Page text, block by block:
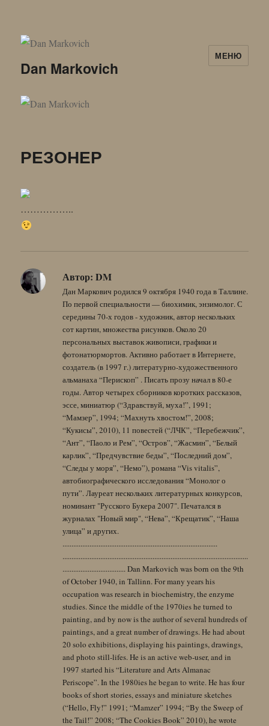
Dan Markovich
МЕНЮ
РЕЗОНЕР
……………..
Автор: DM
Дан Маркович родился 9 октября 1940 года в Таллине.
По первой специальности — биохимик, энзимолог. С
середины 70-х годов - художник, автор нескольких
сот картин, множества рисунков. Около 20
персональных выставок живописи, графики и
фотонатюрмортов. Активно работает в Интернете,
создатель (в 1997 г.) литературно-художественного
альманаха “Перископ” . Писать прозу начал в 80-е
годы. Автор четырех сборников коротких рассказов,
эссе, миниатюр (“Здравствуй, муха!”, 1991;
“Мамзер”, 1994; “Махнуть хвостом!”, 2008;
“Кукисы”, 2010), 11 повестей (“ЛЧК”, “Перебежчик”,
“Ант”, “Паоло и Рем”, “Остров”, “Жасмин”, “Белый
карлик”, “Предчувствие беды”, “Последний дом”,
“Следы у моря”, “Немо”), романа “Vis vitalis”,
автобиографического исследования “Монолог о
пути”. Лауреат нескольких литературных конкурсов,
номинант "Русского Букера 2007". Печатался в
журналах "Новый мир", “Нева”, “Крещатик”, “Наша
улица” и других.
......................................................................................
.......................................................................................................
................................... Dan Markovich was born on the 9th
of October 1940, in Tallinn. For many years his
occupation was research in biochemistry, the enzyme
studies. Since the middle of the 1970ies he turned to
painting, and by now is the author of several hundreds of
paintings, and a great number of drawings. He had about
20 solo exhibitions, displaying his paintings, drawings,
and photo still-lifes. He is an active web-user, and in
1997 started his “Literature and Arts Almanac
Periscope”. In the 1980ies he began to write. He has four
books of short stories, essays and miniature sketches
(“Hello, Fly!” 1991; “Mamzer” 1994; “By the Sweep of
the Tail!” 2008; “The Cookies Book” 2010), he wrote